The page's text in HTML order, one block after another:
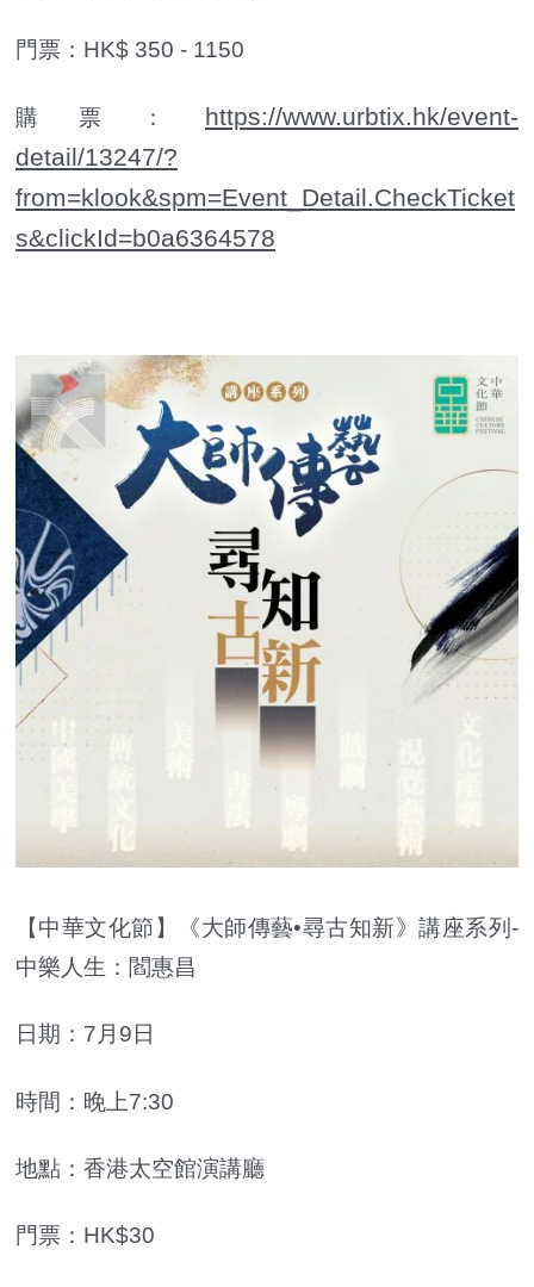
門票：HK$ 350 - 1150
購票： https://www.urbtix.hk/event-
detail/13247/?
from=klook&spm=Event_Detail.CheckTicket
s&clickId=b0a6364578
【中華文化節】《大師傳藝•尋古知新》講座系列-
中樂人生：閻惠昌
日期：7月9日
時間：晚上7:30
地點：香港太空館演講廳
門票：HK$30